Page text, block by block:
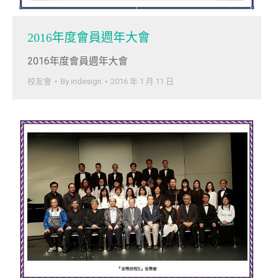
2016年度會員週年大會
2016年度會員週年大會
校友會 By indesign 2016 年 1 月 11 日